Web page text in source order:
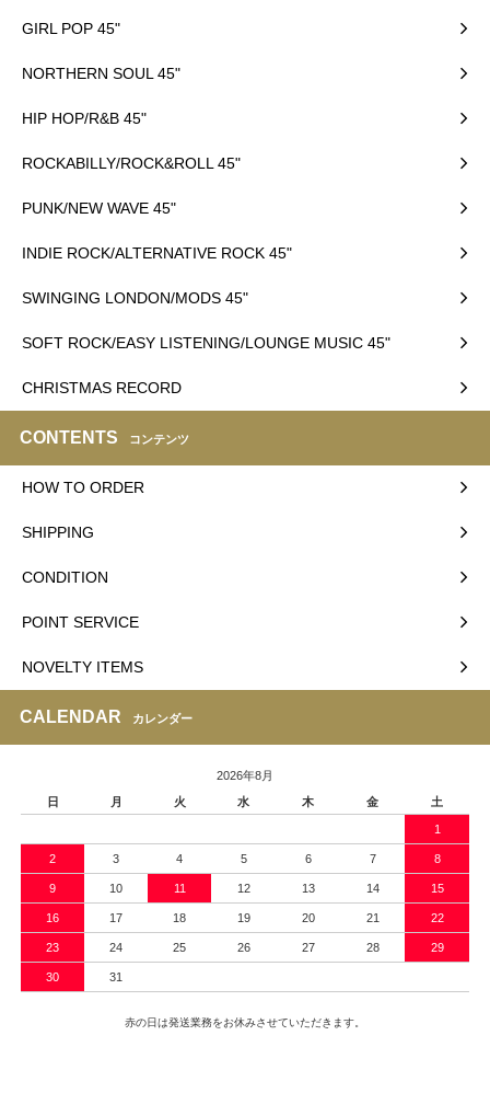
GIRL POP 45"
NORTHERN SOUL 45"
HIP HOP/R&B 45"
ROCKABILLY/ROCK&ROLL 45"
PUNK/NEW WAVE 45"
INDIE ROCK/ALTERNATIVE ROCK 45"
SWINGING LONDON/MODS 45"
SOFT ROCK/EASY LISTENING/LOUNGE MUSIC 45"
CHRISTMAS RECORD
CONTENTS コンテンツ
HOW TO ORDER
SHIPPING
CONDITION
POINT SERVICE
NOVELTY ITEMS
CALENDAR カレンダー
2026年8月
日
月 火 水 木 金 土
1
2 3 4 5 6 7 8
9 10 11 12 13 14 15
16 17 18 19 20 21 22
23 24 25 26 27 28 29
30 31
赤の日は発送業務をお休みさせていただきます。